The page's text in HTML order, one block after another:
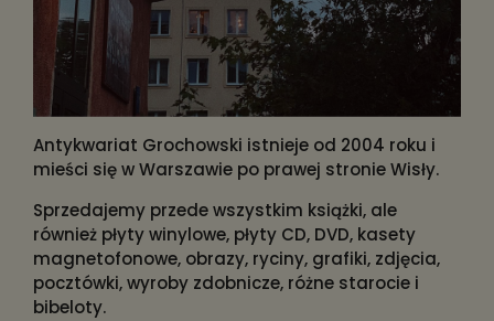
Antykwariat Grochowski istnieje od 2004 roku i
mieści się w Warszawie po prawej stronie Wisły.
Sprzedajemy przede wszystkim książki, ale
również płyty winylowe, płyty CD, DVD, kasety
magnetofonowe, obrazy, ryciny, grafiki, zdjęcia,
pocztówki, wyroby zdobnicze, różne starocie i
bibeloty.